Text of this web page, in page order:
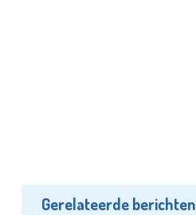
Gerelateerde berichten